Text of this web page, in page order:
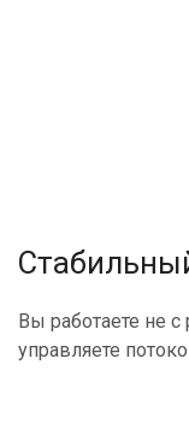
Вы работаете не
управляете